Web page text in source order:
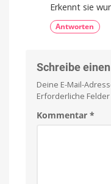
Erkennt sie
Antworten
Schreibe
Deine E-Mail-
Erforderliche
Kommentar *